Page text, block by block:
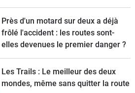
Près d'un motard sur deux a déjà
frôlé l'accident : les routes sont-
elles devenues le premier danger ?
Les Trails : Le meilleur des deux
mondes, même sans quitter la route